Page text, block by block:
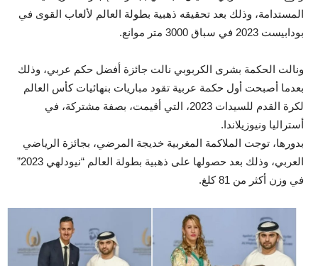
المستدامة، وذلك بعد تحقيقه ذهبية بطولة العالم لألعاب القوى في
بودابيست 2023 في سباق 3000 متر موانع.
ونالت الحكمة بشرى الكربوبي نالت جائزة أفضل حكم عربي، وذلك
بعدما أصبحت أول حكمة عربية تقود مباريات بنهائيات كأس العالم
لكرة القدم للسيدات 2023، التي أقيمت، بصفة مشتركة، في
أستراليا ونيوزيلاندا.
بدورها، توجت الملاكمة المغربية خديجة المرضي، بجائزة الرياضي
العربي، وذلك بعد حصولها على ذهبية بطولة العالم “نيودلهي 2023”
في وزن أكثر من 81 كلغ.